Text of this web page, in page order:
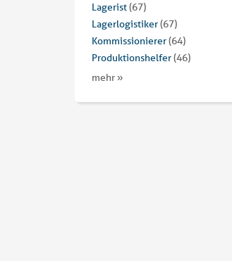
Lagerist(67)
Lagerlogistiker(67)
Kommissionierer(64)
Produktionshelfer(46)
mehr »